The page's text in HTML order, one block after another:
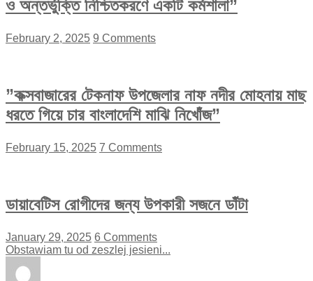
ও অন্তর্ভুক্তি নিশ্চিতকরণে একটি কর্মশালা”
February 2, 2025 9 Comments
”কক্সবাজারের টেকনাফ উপজেলার নাফ নদীর মোহনায় মাছ
ধরতে গিয়ে চার বাংলাদেশি মাঝি নিখোঁজ”
February 15, 2025 7 Comments
ডায়াবেটিস রোগীদের জন্য উপকারী সজনে ডাঁটা
January 29, 2025 6 Comments
Obstawiam tu od zeszlej jesieni...